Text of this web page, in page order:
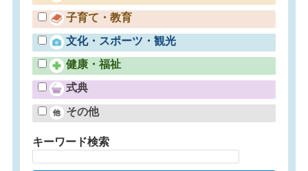
子育て・教育
文化・スポーツ・観光
健康・福祉
式典
その他
キーワード検索